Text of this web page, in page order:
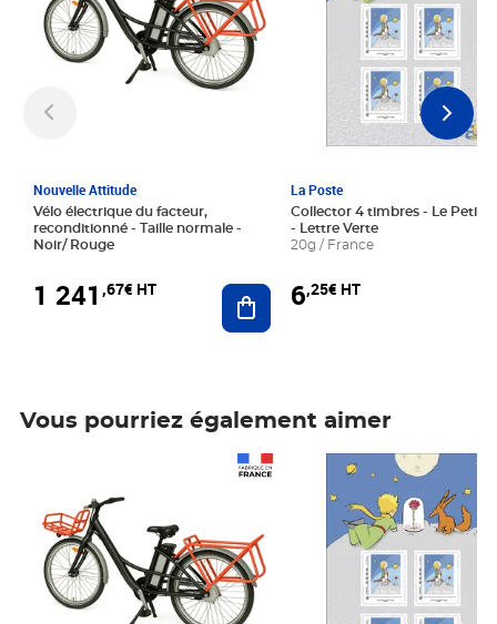
Nouvelle Attitude
Vélo électrique du facteur,
reconditionné - Taille normale -
Noir/ Rouge
1 241 ,67€ HT Ajouter au panier
La Poste
Collector 4 timbres - Le Petit
- Lettre Verte
20g / France
6,25€ HT
Vous pourriez également aimer
Prix 6,25€ HT